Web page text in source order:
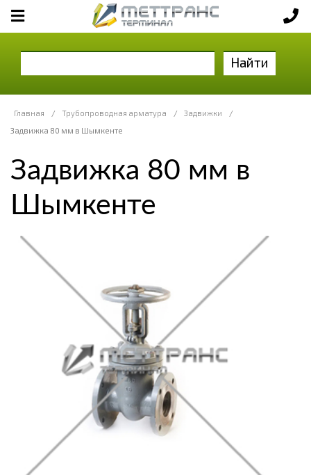
Найти
Главная / Трубопроводная арматура / Задвижки
/
Задвижка 80 мм в Шымкенте
Задвижка 80 мм в
Шымкенте